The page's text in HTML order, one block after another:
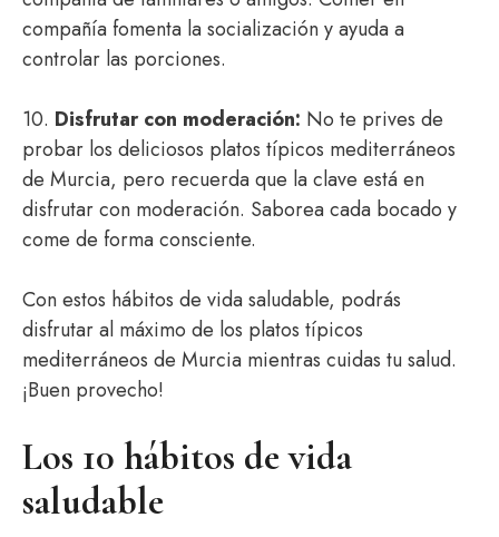
compañía fomenta la socialización y ayuda a
controlar las porciones.
10. Disfrutar con moderación: No te prives de
probar los deliciosos platos típicos mediterráneos
de Murcia, pero recuerda que la clave está en
disfrutar con moderación. Saborea cada bocado y
come de forma consciente.
Con estos hábitos de vida saludable, podrás
disfrutar al máximo de los platos típicos
mediterráneos de Murcia mientras cuidas tu salud.
¡Buen provecho!
Los 10 hábitos de vida
saludable